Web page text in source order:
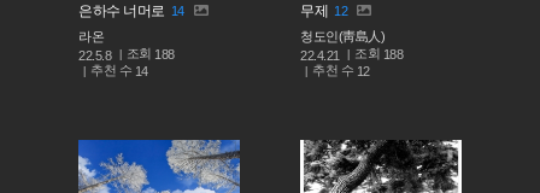
은하수 너머로
14
라온
22.5.8
조회 188
추천 수 14
무제 12
청도인(靑島人)
22.4.21
조회 188
추천 수 12